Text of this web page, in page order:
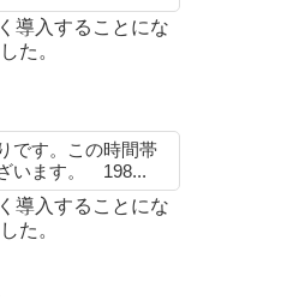
導入することにな
た。
です。この時間帯
います。 198...
導入することにな
た。